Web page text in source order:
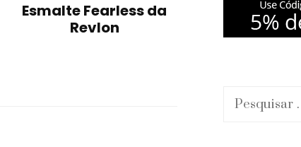
Esmalte Fearless da
Revlon
Pesquisar